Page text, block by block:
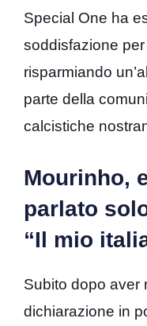
Special One ha
soddisfazione
risparmiando
parte della
calcistiche
Mourinho,
parlato
“Il mio
Subito dopo aver
dichiarazione in